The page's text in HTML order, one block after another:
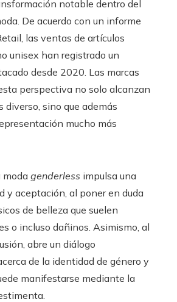
notable dentro del
De acuerdo con un informe
las ventas de artículos
unisex han registrado un
desde 2020. Las marcas
perspectiva no solo alcanzan
diverso, sino que además
mucho más
modagenderless impulsa una
y aceptación, al poner en duda
de belleza que suelen
o incluso dañinos. Asimismo, al
abre un diálogo
de la identidad de género y
manifestarse mediante la